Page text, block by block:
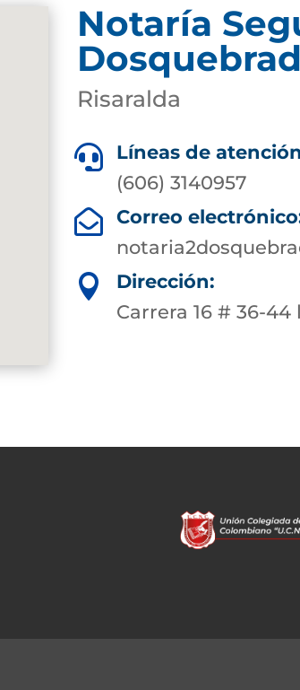
Notaría
Risaralda

Líneas de
(606) 3140957

Correo

Dirección:
Carrera 16 # 36-44